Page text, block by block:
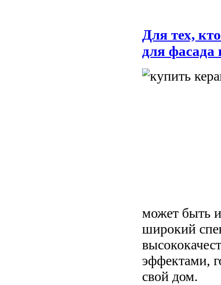
Для тех,
для фасада
может быть
широкий
эффектами,
свой дом.